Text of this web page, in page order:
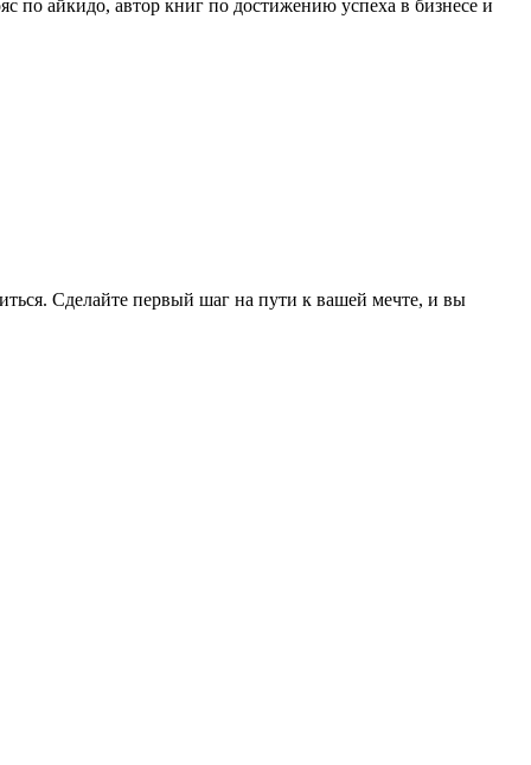
по айкидо, автор книг по достижению успеха в бизнесе и
Сделайте первый шаг на пути к вашей мечте, и вы